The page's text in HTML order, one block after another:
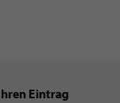
Eintrag